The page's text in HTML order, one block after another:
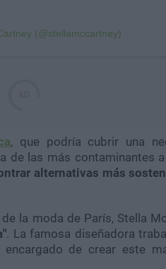
(@stellamccartney)
, que podría cubrir una
de las más contaminantes
alternativas más
la moda de París, Stella
. La famosa diseñadora
de crear este